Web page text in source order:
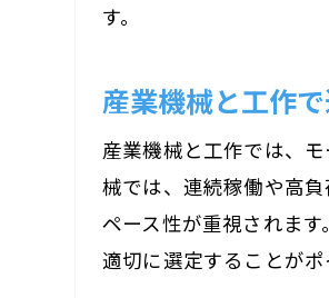
す。
産業機械と工作
産業機械と工作では、
械では、連続稼働や高
ペース性が重視されます
適切に選定することがポ